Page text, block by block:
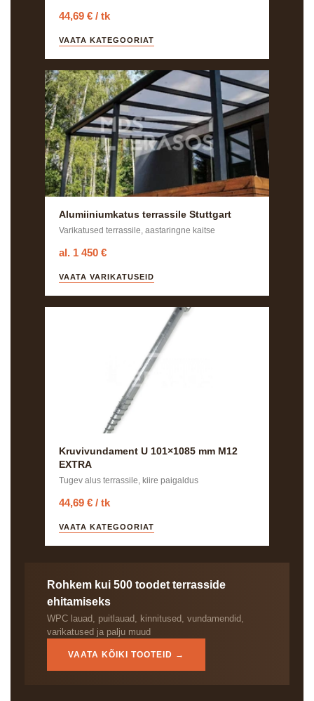
44,69 € / tk
VAATA KATEGOORIAT
Alumiiniumkatus terrassile Stuttgart
Varikatused terrassile, aastaringne kaitse
al. 1 450 €
VAATA VARIKATUSEID
Kruvivundament U 101×1085 mm M12
EXTRA
Tugev alus terrassile, kiire paigaldus
44,69 € / tk
VAATA KATEGOORIAT
Rohkem kui 500 toodet terrasside
ehitamiseks
WPC lauad, puitlauad, kinnitused, vundamendid,
varikatused ja palju muud
VAATA KÕIKI TOOTEID →